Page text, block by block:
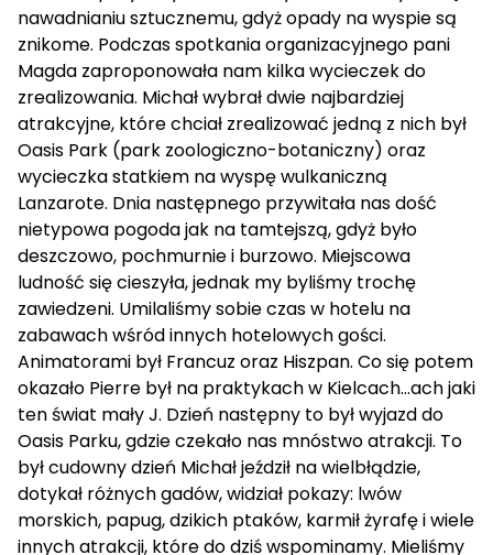
nawadnianiu sztucznemu, gdyż opady na wyspie są
znikome. Podczas spotkania organizacyjnego pani
Magda zaproponowała nam kilka wycieczek do
zrealizowania. Michał wybrał dwie najbardziej
atrakcyjne, które chciał zrealizować jedną z nich był
Oasis Park (park zoologiczno-botaniczny) oraz
wycieczka statkiem na wyspę wulkaniczną
Lanzarote. Dnia następnego przywitała nas dość
nietypowa pogoda jak na tamtejszą, gdyż było
deszczowo, pochmurnie i burzowo. Miejscowa
ludność się cieszyła, jednak my byliśmy trochę
zawiedzeni. Umilaliśmy sobie czas w hotelu na
zabawach wśród innych hotelowych gości.
Animatorami był Francuz oraz Hiszpan. Co się potem
okazało Pierre był na praktykach w Kielcach...ach jaki
ten świat mały J. Dzień następny to był wyjazd do
Oasis Parku, gdzie czekało nas mnóstwo atrakcji. To
był cudowny dzień Michał jeździł na wielbłądzie,
dotykał różnych gadów, widział pokazy: lwów
morskich, papug, dzikich ptaków, karmił żyrafę i wiele
innych atrakcji, które do dziś wspominamy. Mieliśmy